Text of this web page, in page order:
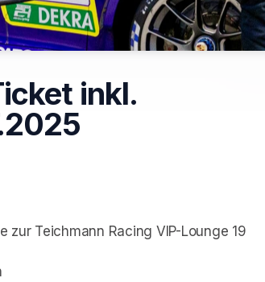
inkl.
zur Teichmann Racing VIP-Lounge 19